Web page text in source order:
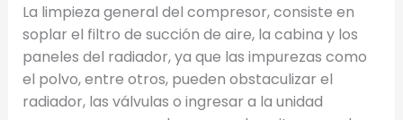
La limpieza general del compresor, consiste en
soplar el filtro de succión de aire, la cabina y los
paneles del radiador, ya que las impurezas como
el polvo, entre otros, pueden obstaculizar el
radiador, las válvulas o ingresar a la unidad